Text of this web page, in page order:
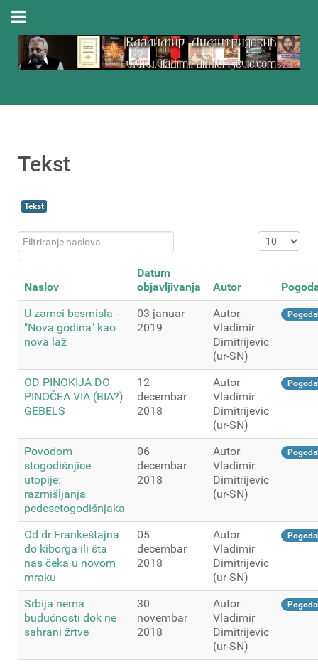
Tekst
Tekst
Filtriranje naslova Prikaz #
Naslov
Datum
objavljivanja
Autor
U zamci besmisla -
"Nova godina" kao
nova laž
03 januar
2019
Autor
Vladimir
Dimitrijevic
(ur-SN)
OD PINOKIJA DO
PINOČEA VIA (BIA?)
GEBELS
12
decembar
2018
Autor
Vladimir
Dimitrijevic
(ur-SN)
Povodom
stogodišnjice
utopije:
razmišljanja
pedesetogodišnjaka
06
decembar
2018
Autor
Vladimir
Dimitrijevic
(ur-SN)
Od dr Frankeštajna
do kiborga ili šta
nas čeka u novom
mraku
05
decembar
2018
Autor
Vladimir
Dimitrijevic
(ur-SN)
Srbija nema
budućnosti dok ne
sahrani žrtve
30
novembar
2018
Autor
Vladimir
Dimitrijevic
(ur-SN)